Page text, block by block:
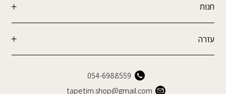
חנות
עזרה
054-6988559
tapetim.shop@gmail.com